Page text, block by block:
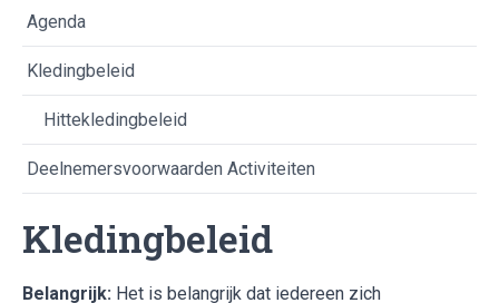
Agenda
Kledingbeleid
Hittekledingbeleid
Deelnemersvoorwaarden Activiteiten
Kledingbeleid
Belangrijk: Het is belangrijk dat iedereen zich